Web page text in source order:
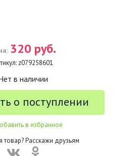
320 руб.
z079258601
в наличии
о поступлении
в избранное
товар? Расскажи друзьям